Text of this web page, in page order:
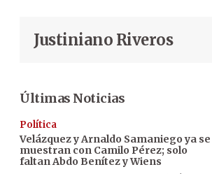
Justiniano Riveros
Últimas Noticias
Política
Velázquez y Arnaldo Samaniego ya se
muestran con Camilo Pérez; solo
faltan Abdo Benítez y Wiens